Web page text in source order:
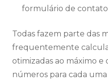
formulário de
Todas fazem parte das
frequentemente
otimizadas ao máximo
números para cada uma